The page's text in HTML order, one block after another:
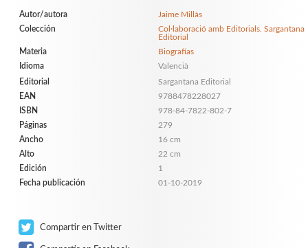
Autor/autora
Jaime Millàs
Colección
Col·laboració amb Editorials. Sargantana
Editorial
Materia
Biografías
Idioma
Valencià
Editorial
Sargantana Editorial
EAN
9788478228027
ISBN
978-84-7822-802-7
Páginas
279
Ancho
16 cm
Alto
22 cm
Edición
1
Fecha publicación
01-10-2019
Compartir en Twitter